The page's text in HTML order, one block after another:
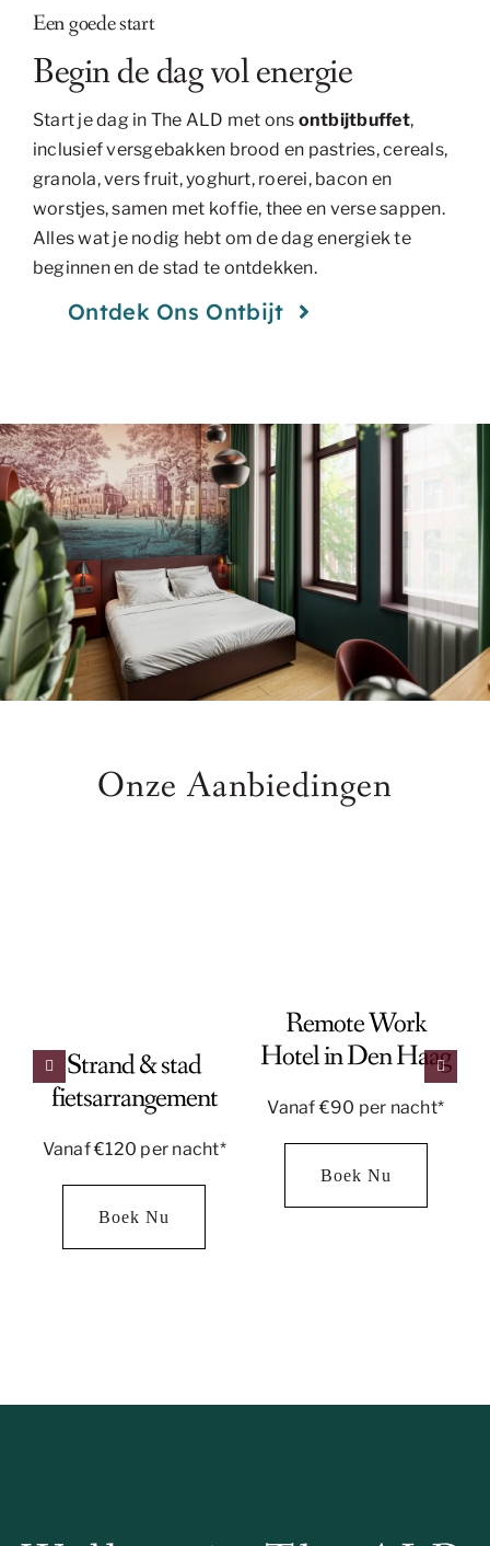
Een goede start
Begin de dag vol energie
Start je dag in The ALD met ons ontbijtbuffet,
inclusief versgebakken brood en pastries, cereals,
granola, vers fruit, yoghurt, roerei, bacon en
worstjes, samen met koffie, thee en verse sappen.
Alles wat je nodig hebt om de dag energiek te
beginnen en de stad te ontdekken.
Ontdek Ons ​​ontbijt
Onze Aanbiedingen
Strand & stad
fietsarrangement
Vanaf €120 per nacht*
Boek Nu
Remote Work
Hotel in Den Haag
Vanaf €90 per nacht*
Boek Nu